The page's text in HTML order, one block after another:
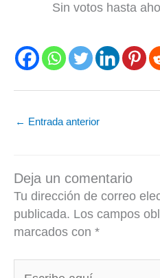
Sin votos hasta
← Entrada anterior
Deja un comentario
Tu dirección de correo
publicada. Los campos
marcados con *